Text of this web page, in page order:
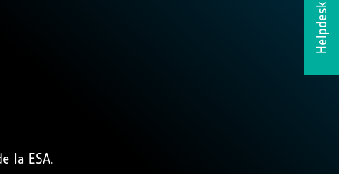
Helpdesk
la ESA.